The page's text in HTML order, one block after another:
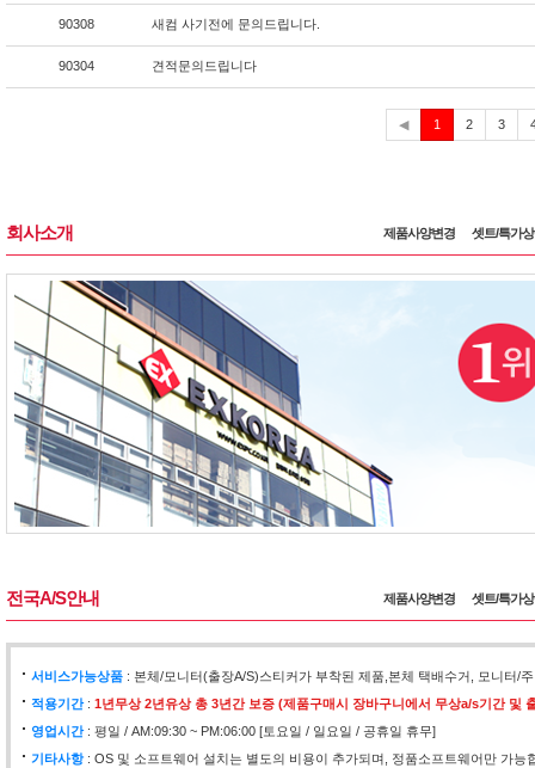
90308 새컴 사기전에 문의드립니다.
90304 견적문의드립니다
◀ 1
재
2 3
회사소개 제품사양변경 셋트/특가
전국A/S안내 제품사양변경 셋트/특가
서비스가능상품 : 본체/모니터(출장A/S)스티커가 부착된 제품,본체 택배수거, 모니터/
적용기간: 1년무상 2년유상 총 3년간 보증 (제품구매시 장바구니에서 무상a/s기간 및
영업시간: 평일 / AM:09:30 ~ PM:06:00 [토요일 / 일요일 / 공휴일 휴무]
기타사항: OS 및 소프트웨어 설치는 별도의 비용이 추가되며, 정품소프트웨어만 가능